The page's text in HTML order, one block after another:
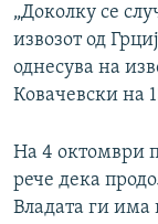
„Доколку се
извозот од
однесува на
Ковачевски на
На 4 октомври
рече дека
Владата ги има